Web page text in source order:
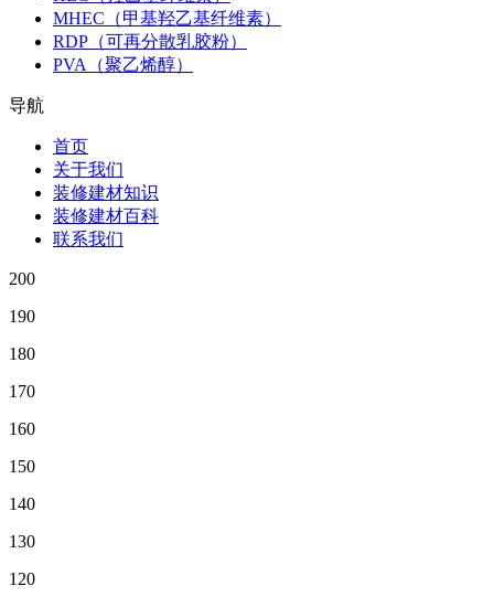
MHEC（甲基羟乙基纤维素）
RDP（可再分散乳胶粉）
PVA（聚乙烯醇）
导航
首页
关于我们
装修建材知识
装修建材百科
联系我们
200
190
180
170
160
150
140
130
120